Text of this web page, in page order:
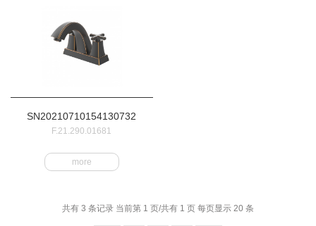
SN20210710154130732
F.21.290.01681
more
共有 3 条记录 当前第 1 页/共有 1 页 每页显示 20 条